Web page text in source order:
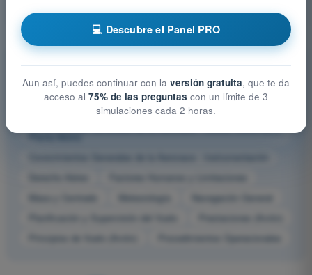
Otras materias ATPL - Licencia de Piloto de
Transporte de Líneas Aéreas
Planta Motriz
Masa y Centrado
Meteorología
Navegación General
Planificación y Supervisión del Vuelo
Procedimientos Operacionales
💻 Descubre el Panel PRO
Aun así, puedes continuar con la versión gratuita, que te da
acceso al 75% de las preguntas con un límite de 3
simulaciones cada 2 horas.